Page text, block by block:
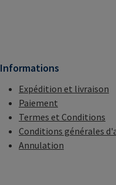
Informations
Expédition et livraison
Paiement
Termes et Conditions
Conditions générales
Annulation